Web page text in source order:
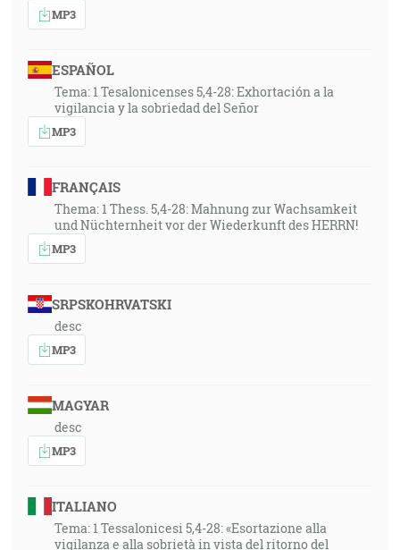
MP3
ESPAÑOL
Tema: 1 Tesalonicenses 5,4-28: Exhortación a la
vigilancia y la sobriedad del Señor
MP3
FRANÇAIS
Thema: 1 Thess. 5,4-28: Mahnung zur Wachsamkeit
und Nüchternheit vor der Wiederkunft des HERRN!
MP3
SRPSKOHRVATSKI
desc
MP3
MAGYAR
desc
MP3
ITALIANO
Tema: 1 Tessalonicesi 5,4-28: «Esortazione alla
vigilanza e alla sobrietà in vista del ritorno del